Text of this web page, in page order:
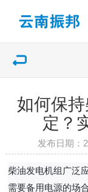
如何保
定？
发布日期：
柴油发电机组广泛
需要备用电源的场